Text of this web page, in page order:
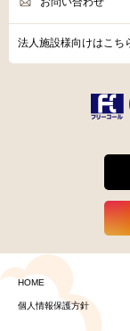
法人施設様向けはこち
HOME
個人情報保護方針